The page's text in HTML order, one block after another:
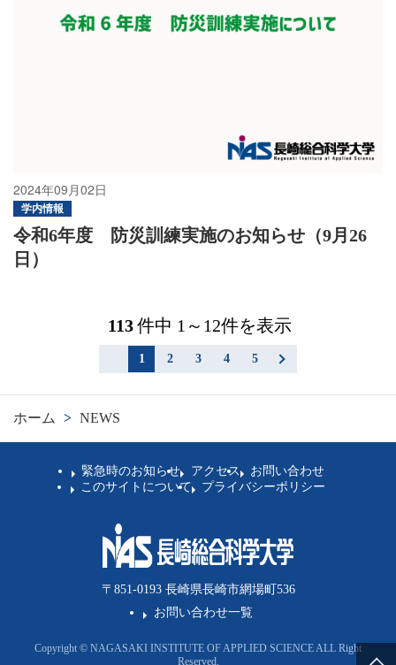
2024年09月02日
学内情報
令和6年度 防災訓練実施のお知らせ（9月26
日）
113件中 1～12件を表示
1 2 3 4 5
ホーム > NEWS
緊急時のお知らせ アクセス
お問い合わせ
このサイトについて
プライバシーポリシー
〒851-0193 長崎県長崎市網場町536
お問い合わせ一覧
Copyright © NAGASAKI INSTITUTE OF APPLIED SCIENCE ALL Right
Reserved.